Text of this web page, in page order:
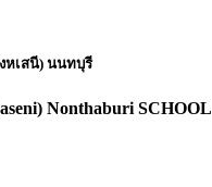
หเสนี) นนทบุรี
Nonthaburi SCHOOL